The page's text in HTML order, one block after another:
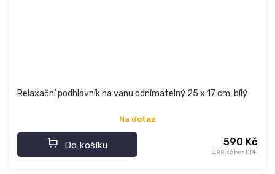
Relaxační podhlavník na vanu odnímatelný 25 x 17 cm, bílý
Na dotaz
488 Kč bez DPH
590 Kč
Do košíku